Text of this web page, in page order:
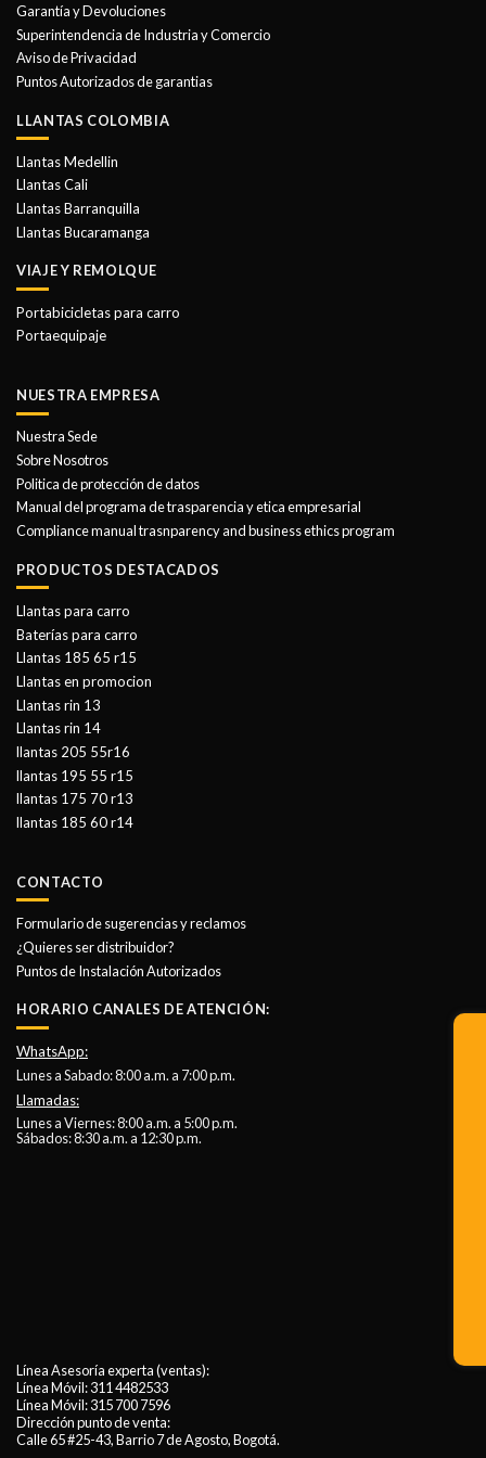
Garantía y Devoluciones
Superintendencia de Industria y Comercio
Aviso de Privacidad
Puntos Autorizados de garantias
LLANTAS COLOMBIA
Llantas Medellin
Llantas Cali
Llantas Barranquilla
Llantas Bucaramanga
VIAJE Y REMOLQUE
Portabicicletas para carro
Portaequipaje
NUESTRA EMPRESA
Nuestra Sede
Sobre Nosotros
Politica de protección de datos
Manual del programa de trasparencia y etica empresarial
Compliance manual trasnparency and business ethics program
PRODUCTOS DESTACADOS
Llantas para carro
Baterías para carro
Llantas 185 65 r15
Llantas en promocion
Llantas rin 13
Llantas rin 14
llantas 205 55r16
llantas 195 55 r15
llantas 175 70 r13
llantas 185 60 r14
CONTACTO
Formulario de sugerencias y reclamos
¿Quieres ser distribuidor?
Puntos de Instalación Autorizados
HORARIO CANALES DE ATENCIÓN:
WhatsApp:
Lunes a Sabado: 8:00 a.m. a 7:00 p.m.
Llamadas:
Lunes a Viernes: 8:00 a.m. a 5:00 p.m.
Sábados: 8:30 a.m. a 12:30 p.m.
Línea Asesoría experta (ventas):
Línea Móvil:311 4482533
Línea Móvil:315 700 7596
Dirección punto de venta:
Calle 65 #25-43, Barrio 7 de Agosto, Bogotá.